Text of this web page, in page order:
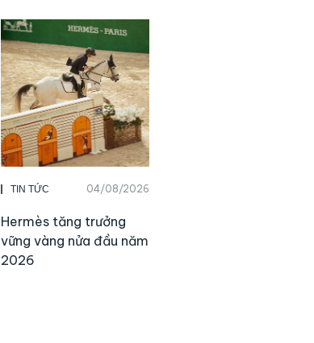
TIN TỨC 04/08/2026
Hermès tăng trưởng
vững vàng nửa đầu năm
2026